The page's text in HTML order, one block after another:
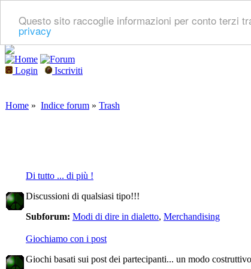
Questo sito raccoglie informazioni per conto terzi
privacy
Login Iscriviti
Home » Indice forum » Trash
Di tutto ... di più !
Discussioni di qualsiasi tipo!!!
Subforum: Modi di dire in dialetto, Merchandising
Giochiamo con i post
Giochi basati sui post dei partecipanti... un modo